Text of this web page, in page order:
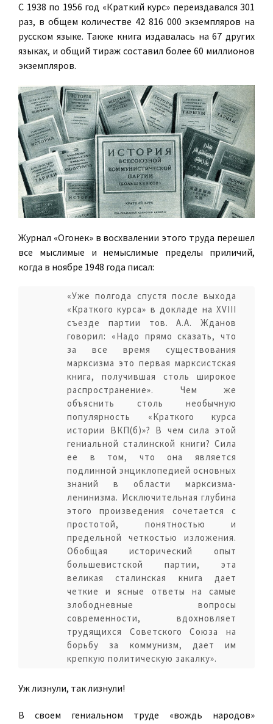
С 1938 по 1956 год «Краткий курс» переиздавался 301
раз, в общем количестве 42 816 000 экземпляров на
русском языке. Также книга издавалась на 67 других
языках, и общий тираж составил более 60 миллионов
экземпляров.
Журнал «Огонек» в восхвалении этого труда перешел
все мыслимые и немыслимые пределы приличий,
когда в ноябре 1948 года писал:
«Уже полгода спустя после выхода
«Краткого курса» в докладе на XVIII
съезде партии тов. А.А. Жданов
говорил: «Надо прямо сказать, что
за все время существования
марксизма это первая марксистская
книга, получившая столь широкое
распространение». Чем же
объяснить столь необычную
популярность «Краткого курса
истории ВКП(б)»? В чем сила этой
гениальной сталинской книги? Сила
ее в том, что она является
подлинной энциклопедией основных
знаний в области марксизма-
ленинизма. Исключительная глубина
этого произведения сочетается с
простотой, понятностью и
предельной четкостью изложения.
Обобщая исторический опыт
большевистской партии, эта
великая сталинская книга дает
четкие и ясные ответы на самые
злободневные вопросы
современности, вдохновляет
трудящихся Советского Союза на
борьбу за коммунизм, дает им
крепкую политическую закалку».
Уж лизнули, так лизнули!
В своем гениальном труде «вождь народов»